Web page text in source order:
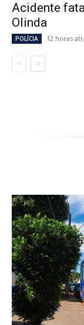
Acidente
Olinda
POLÍCIA 12 horas